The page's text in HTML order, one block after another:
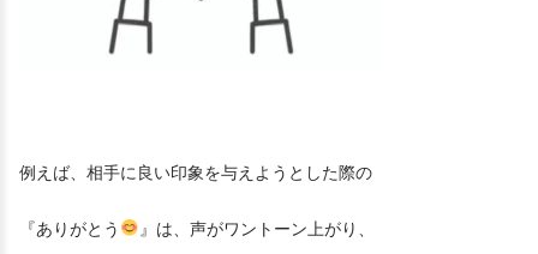
例えば、相手に良い印象を与えようとした際の
『ありがとう 』は、声がワントーン上がり、